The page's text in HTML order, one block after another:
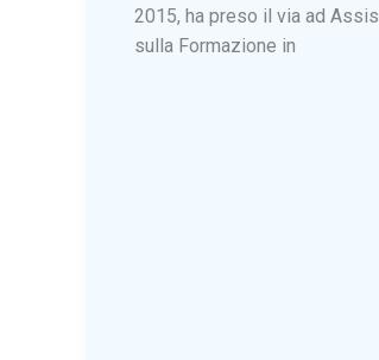
2015, ha preso il via ad
sulla Formazione in